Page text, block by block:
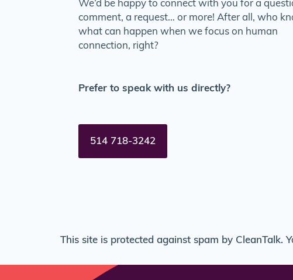
We’d be happy to connect with you for a
comment, a request… or more! After all, who
what can happen when we focus on human
connection, right?
Prefer to speak with us directly?
514 718-3242
This site is protected against spam by CleanTalk.